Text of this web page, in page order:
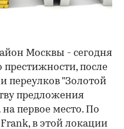
Москвы - сегодня
престижности, после
переулков "Золотой
предложения
первое место. По
в этой локации